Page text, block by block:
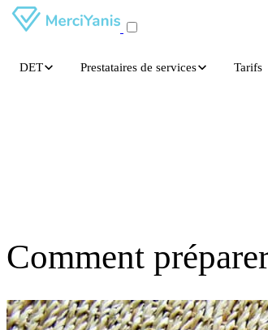
DET Prestataires de services Tarifs
Comment